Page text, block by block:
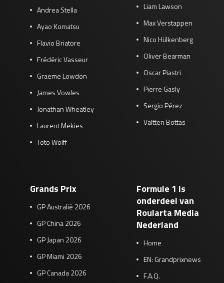
Andrea Stella
Ayao Komatsu
Flavio Briatore
Frédéric Vasseur
Graeme Lowdon
James Vowles
Jonathan Wheatley
Laurent Mekies
Toto Wolff
Liam Lawson
Max Verstappen
Nico Hülkenberg
Oliver Bearman
Oscar Piastri
Pierre Gasly
Sergio Pérez
Valtteri Bottas
Grands Prix
GP Australië 2026
GP China 2026
GP Japan 2026
GP Miami 2026
GP Canada 2026
Formule 1 is
onderdeel van
Roularta Media
Nederland
Home
EN: Grandprixnews
F.A.Q.